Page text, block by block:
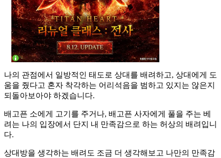
나의 관점에서 일방적인 태도로 상대를 배려하고, 상대에게 도
움을 줬다고 혼자 착각하는 어리석음을 범하고 있지는 않은지
되돌아보아야 하겠습니다.
배고픈 소에게 고기를 주거나, 배고픈 사자에게 풀을 주는 베
려는 나의 입장에서 단지 내 만족감으로 하는 허상의 배려입니
다.
상대방을 생각하는 배려도 조금 더 생각해보고 나만의 만족감